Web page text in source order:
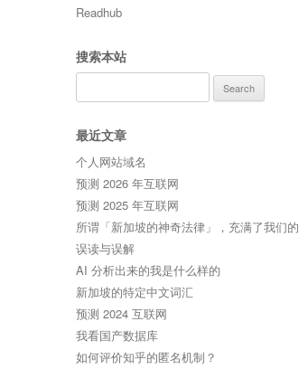
Readhub
搜索本站
for:
最近文章
个人网站域名
预测 2026 年互联网
预测 2025 年互联网
所谓「新加坡的神奇法律」，充满了我们的
误读与误解
AI 分析出来的我是什么样的
新加坡的特定中文词汇
预测 2024 互联网
我看国产数据库
如何评价知乎的匿名机制？